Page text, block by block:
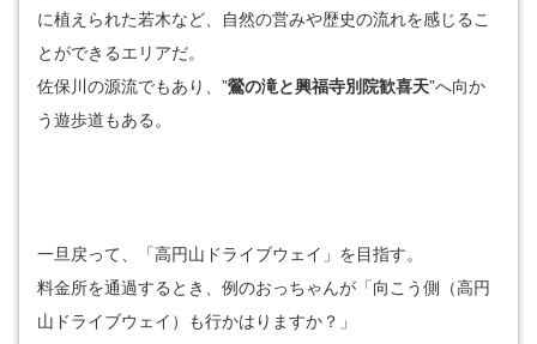
に植えられた若木など、自然の営みや歴史の流れを感じるこ
とができるエリアだ。
佐保川の源流でもあり、”鶯の滝と興福寺別院歓喜天”へ向か
う遊歩道もある。
一旦戻って、「高円山ドライブウェイ」を目指す。
料金所を通過するとき、例のおっちゃんが「向こう側（高円
山ドライブウェイ）も行かはりますか？」